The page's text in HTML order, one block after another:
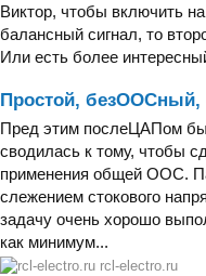
Виктор, чтобы включить
балансный сигнал, то
Или есть более
Простой, безООСный,
Пред этим послеЦАПом
сводилась к тому, чтобы
применения общей ООС.
слежением стокового
задачу очень хорошо
как минимум...
rcl-electro.ru